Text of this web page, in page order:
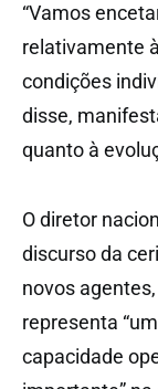
“Vamos
relativamente
condições
disse,
quanto à
O diretor
discurso da
novos
representa
capacidade